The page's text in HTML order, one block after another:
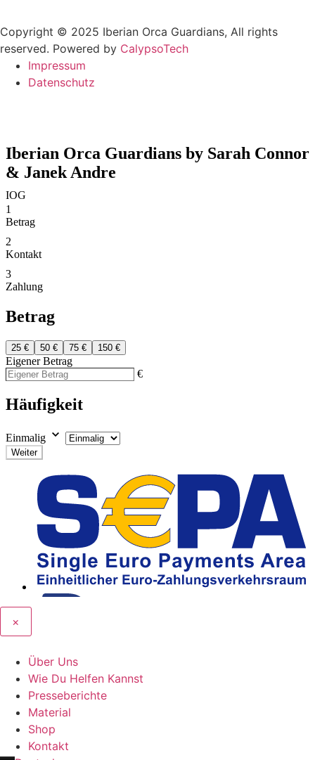
Copyright © 2025 Iberian Orca Guardians, All rights
reserved. Powered by CalypsoTech
Impressum
Datenschutz
×
Über Uns
Wie Du Helfen Kannst
Presseberichte
Material
Shop
Kontakt